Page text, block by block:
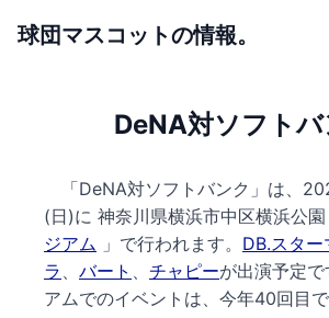
球団マスコットの情報。
DeNA対ソフトバ
「DeNA対ソフトバンク」は、
(日)に 神奈川県横浜市中区横浜公
ジアム 」で行われます。 DB.スター
ラ 、 バート 、 チャピーが出演予定で
アムでのイベントは、今年40回目で